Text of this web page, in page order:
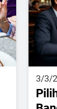
3/3/